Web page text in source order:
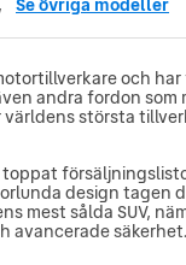
Se övriga modeller
och
andra fordon
största
toppat
design tagen
mest sålda SUV,
avancerade